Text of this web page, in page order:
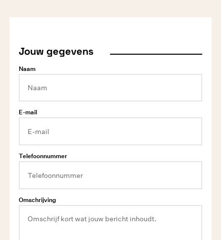
Jouw gegevens
Naam
E-mail
Telefoonnummer
Omschrijving